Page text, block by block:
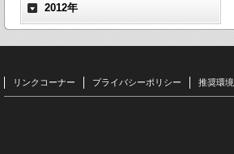
2012年
リンクコーナー プライバシーポリシー 推奨環境